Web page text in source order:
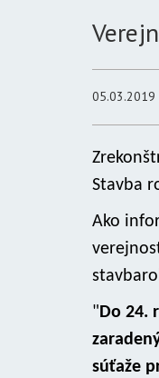
05.03.2019
Stavba
Ako
"Do 24.
súťaže